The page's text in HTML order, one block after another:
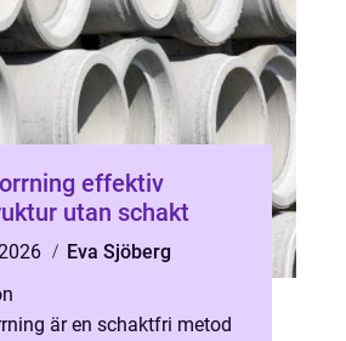
effektiv
utan schakt
Eva Sjöberg
är en schaktfri metod